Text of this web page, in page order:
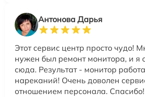
Антонова Дарья
Этот сервис центр просто чудо!
нужен был ремонт монитора, и я
сюда. Результат - монитор
нареканий! Очень доволен
отношением персонала. Спасибо!